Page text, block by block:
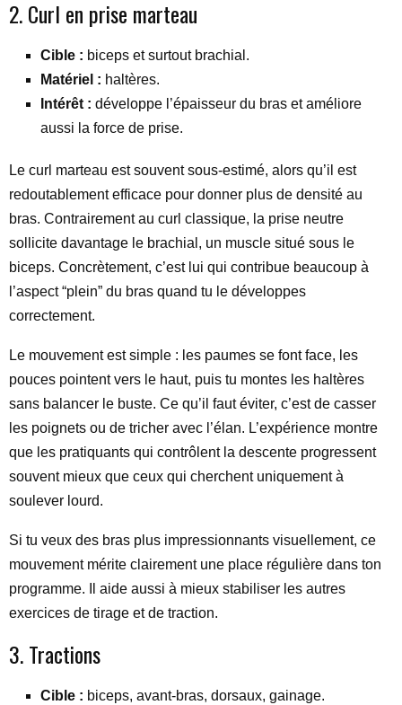
2. Curl en prise marteau
Cible : biceps et surtout brachial.
Matériel : haltères.
Intérêt : développe l’épaisseur du bras et améliore
aussi la force de prise.
Le curl marteau est souvent sous-estimé, alors qu’il est
redoutablement efficace pour donner plus de densité au
bras. Contrairement au curl classique, la prise neutre
sollicite davantage le brachial, un muscle situé sous le
biceps. Concrètement, c’est lui qui contribue beaucoup à
l’aspect “plein” du bras quand tu le développes
correctement.
Le mouvement est simple : les paumes se font face, les
pouces pointent vers le haut, puis tu montes les haltères
sans balancer le buste. Ce qu’il faut éviter, c’est de casser
les poignets ou de tricher avec l’élan. L’expérience montre
que les pratiquants qui contrôlent la descente progressent
souvent mieux que ceux qui cherchent uniquement à
soulever lourd.
Si tu veux des bras plus impressionnants visuellement, ce
mouvement mérite clairement une place régulière dans ton
programme. Il aide aussi à mieux stabiliser les autres
exercices de tirage et de traction.
3. Tractions
Cible : biceps, avant-bras, dorsaux, gainage.